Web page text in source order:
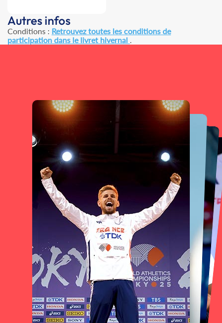
Autres infos
Conditions : Retrouvez toutes les conditions de
participation dans le livret hivernal .